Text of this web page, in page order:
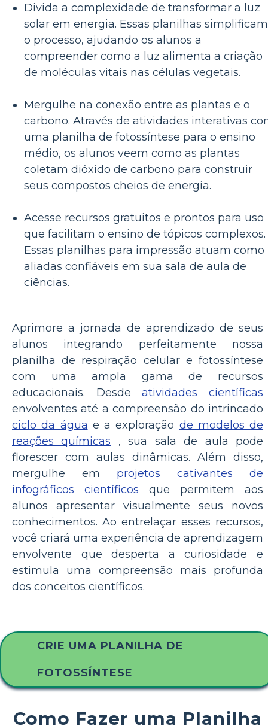
Divida a complexidade de transformar a luz
solar em energia. Essas planilhas simplificam
o processo, ajudando os alunos a
compreender como a luz alimenta a criação
de moléculas vitais nas células vegetais.
Mergulhe na conexão entre as plantas e o
carbono. Através de atividades interativas
uma planilha de fotossíntese para o ensino
médio, os alunos veem como as plantas
coletam dióxido de carbono para construir
seus compostos cheios de energia.
Acesse recursos gratuitos e prontos para uso
que facilitam o ensino de tópicos complexos.
Essas planilhas para impressão atuam como
aliadas confiáveis ​​em sua sala de aula de
ciências.
Aprimore a jornada de aprendizado de seus
alunos integrando perfeitamente nossa
planilha de respiração celular e fotossíntese
com uma ampla gama de recursos
educacionais. Desdeatividades científicas
envolventes até a compreensão do intrincado
ciclo da água e a exploração de modelos de
reações químicas , sua sala de aula pode
florescer com aulas dinâmicas. Além disso,
mergulhe em projetos cativantes de
infográficos científicos que permitem aos
alunos apresentar visualmente seus novos
conhecimentos. Ao entrelaçar esses recursos,
você criará uma experiência de aprendizagem
envolvente que desperta a curiosidade e
estimula uma compreensão mais profunda
dos conceitos científicos.
CRIE UMA PLANILHA DE
FOTOSSÍNTESE
Como Fazer uma Planilha